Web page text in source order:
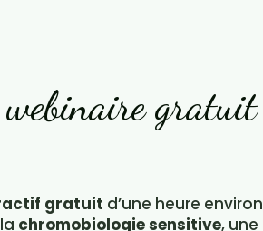
gratuit
gratuit d’une heure environ
chromobiologie sensitive, une